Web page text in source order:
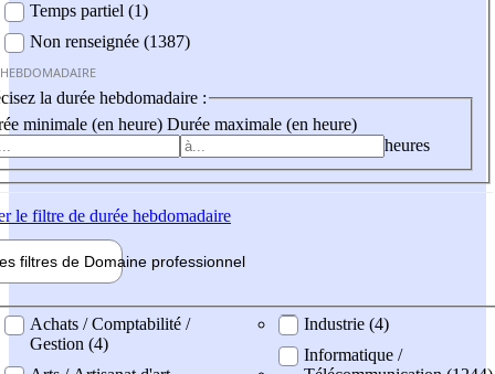
Temps partiel (1)
Non renseignée (1387)
la durée hebdomadaire :
minimale (en heure) Durée maximale (en heure)
heures
le filtre de durée hebdomadaire
filtres de Domaine professionnel
professionel
Achats / Comptabilité /
Gestion (4)
Industrie (4)
Informatique /